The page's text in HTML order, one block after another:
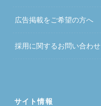
広告掲載をご希望の方へ
採用に関するお問い合わせ
サイト情報